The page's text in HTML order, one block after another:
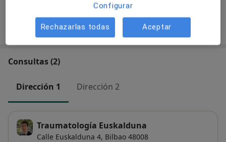
¿Cómo funcionan los precios?
Consultas (2)
Dirección 1 Dirección 2
Traumatología Euskalduna
Calle Euskalduna 4, Bilbao 48008
Configurar
Rechazarlas todas Aceptar